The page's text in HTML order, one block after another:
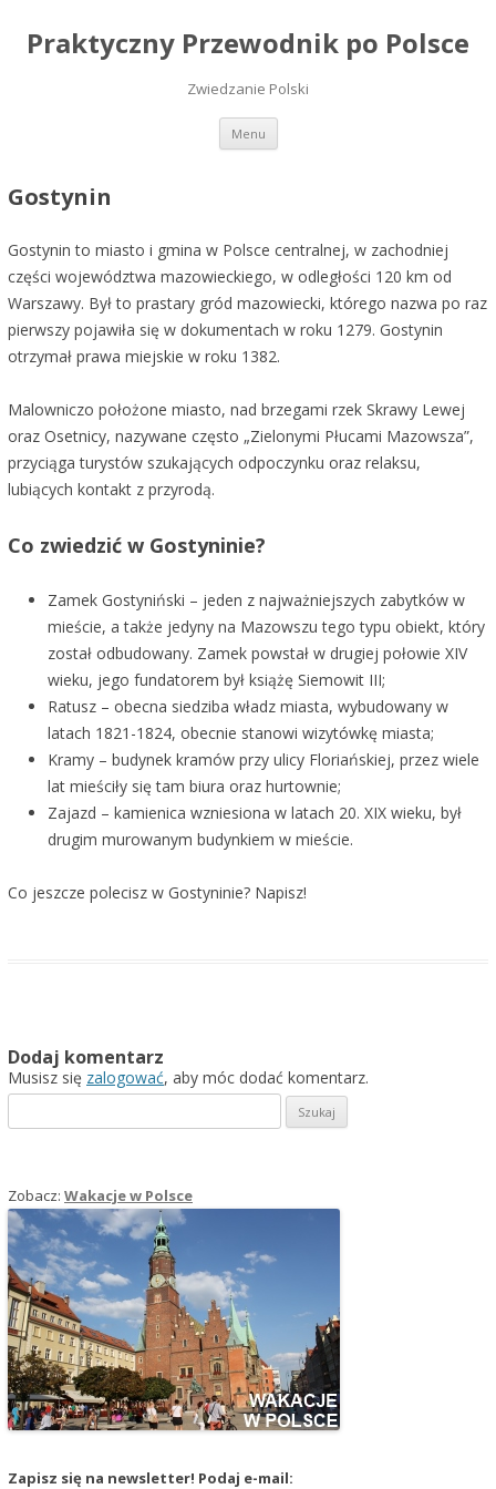
Praktyczny Przewodnik po Polsce
Zwiedzanie Polski
Menu Przeskocz do treści
Gostynin
Gostynin to miasto i gmina w Polsce centralnej, w zachodniej
części województwa mazowieckiego, w odległości 120 km od
Warszawy. Był to prastary gród mazowiecki, którego nazwa po raz
pierwszy pojawiła się w dokumentach w roku 1279. Gostynin
otrzymał prawa miejskie w roku 1382.
Malowniczo położone miasto, nad brzegami rzek Skrawy Lewej
oraz Osetnicy, nazywane często „Zielonymi Płucami Mazowsza”,
przyciąga turystów szukających odpoczynku oraz relaksu,
lubiących kontakt z przyrodą.
Co zwiedzić w Gostyninie?
Zamek Gostyniński – jeden z najważniejszych zabytków w
mieście, a także jedyny na Mazowszu tego typu obiekt, który
został odbudowany. Zamek powstał w drugiej połowie XIV
wieku, jego fundatorem był książę Siemowit III;
Ratusz – obecna siedziba władz miasta, wybudowany w
latach 1821-1824, obecnie stanowi wizytówkę miasta;
Kramy – budynek kramów przy ulicy Floriańskiej, przez wiele
lat mieściły się tam biura oraz hurtownie;
Zajazd – kamienica wzniesiona w latach 20. XIX wieku, był
drugim murowanym budynkiem w mieście.
Co jeszcze polecisz w Gostyninie? Napisz!
Dodaj komentarz
Musisz się zalogować, aby móc dodać komentarz.
Zobacz: Wakacje w Polsce
Zapisz się na newsletter! Podaj e-mail: